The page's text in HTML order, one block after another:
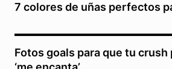
7 colores de uñas perfectos
Fotos goals para que tu crush